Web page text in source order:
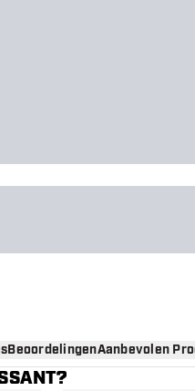
BeoordelingenAanbevolen